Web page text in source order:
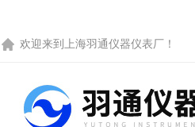
欢迎来到 上海羽通仪器仪表厂 ！